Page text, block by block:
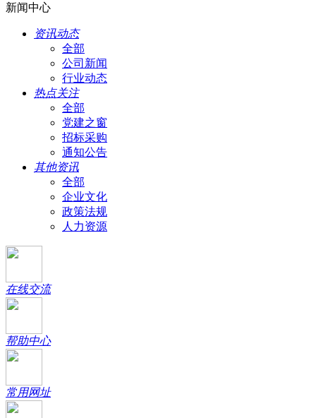
新闻中心
资讯动态
全部
公司新闻
行业动态
热点关注
全部
党建之窗
招标采购
通知公告
其他资讯
全部
企业文化
政策法规
人力资源
在线交流
帮助中心
常用网址